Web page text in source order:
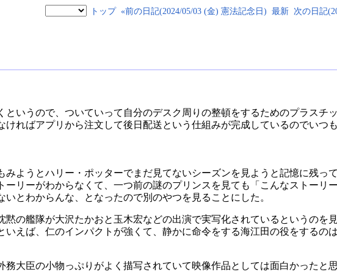
トップ «前の日記(2024/05/03 (金) 憲法記念日) 最新 次の日記
というので、ついていって自分のデスク周りの整頓をするためのプラスチ
ればアプリから注文して後日配送という仕組みが完成しているのでいつも
みようとハリー・ポッターでまだ見てないシーズンを見ようと記憶に残っ
ーリーがわからなくて、一つ前の謎のプリンスを見ても「こんなストーリ
とわからんな、となったので別のやつを見ることにした。
黙の艦隊が大沢たかおと玉木宏などの出演で実写化されているというのを
いえば、仁のインパクトが強くて、静かに命令をする海江田の役をするの
大臣の小物っぷりがよく描写されていて映像作品としては面白かったと思